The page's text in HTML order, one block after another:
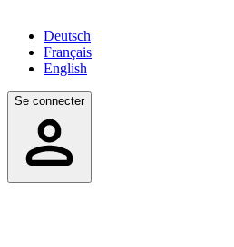
Deutsch
Français
English
Se connecter